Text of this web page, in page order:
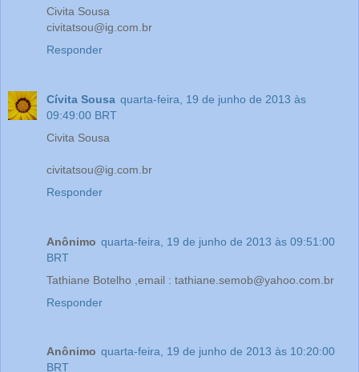
Civita Sousa
civitatsou@ig.com.br
Responder
Cívita Sousa quarta-feira, 19 de junho de 2013 às
09:49:00 BRT
Civita Sousa
civitatsou@ig.com.br
Responder
Anônimo quarta-feira, 19 de junho de 2013 às 09:51:00
BRT
Tathiane Botelho ,email : tathiane.semob@yahoo.com.br
Responder
Anônimo quarta-feira, 19 de junho de 2013 às 10:20:00
BRT